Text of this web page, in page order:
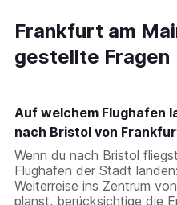
Frankfurt am
gestellte Fragen
Auf welchem Flughafen
nach Bristol von
Wenn du nach Bristol
Flughafen der Stadt
Weiterreise ins Zentrum
planst, berücksichtige die